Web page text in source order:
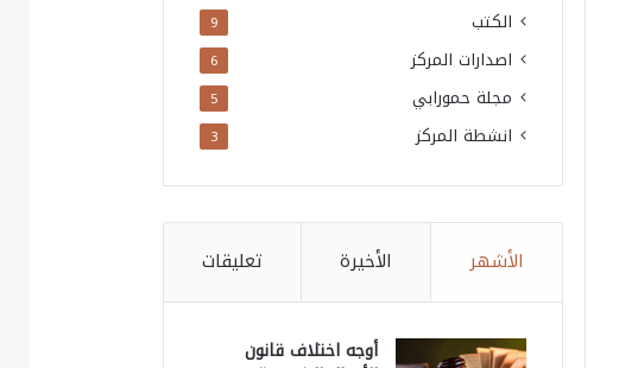
الكتب 9
اصدارات المركز 6
مجلة حمورابي 5
انشطة المركز 3
الأشهر الأخيرة تعليقات
أوجه اختلاف قانون